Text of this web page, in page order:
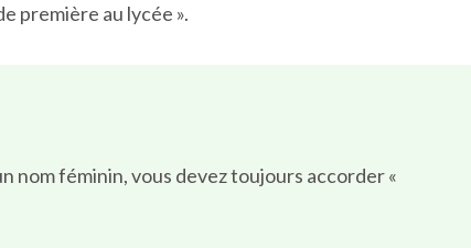
première au lycée ».
nom féminin, vous devez toujours accorder «